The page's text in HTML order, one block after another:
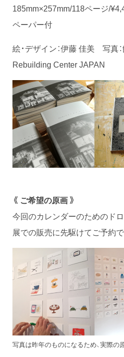
185mm×257mm/118ページ/
ペーパー付
絵・デザイン：伊藤 佳美 写真
Rebuilding Center JAPAN
《 ご希望の原画 》
今回のカレンダーのためのド
展での販売に先駆けてご予約で
写真は昨年のものになるため、実際の